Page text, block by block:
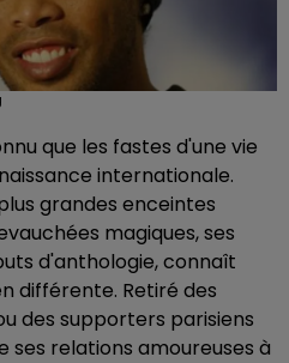
que les fastes d'une vie
internationale.
grandes enceintes
magiques, ses
d'anthologie, connaît
différente. Retiré des
des supporters parisiens
ses relations amoureuses à